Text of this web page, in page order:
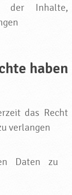
der Inhalte,
haben
das Recht
verlangen
Daten zu